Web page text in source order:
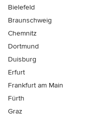
Bielefeld
Braunschweig
Chemnitz
Dortmund
Duisburg
Erfurt
Frankfurt am Main
Fürth
Graz